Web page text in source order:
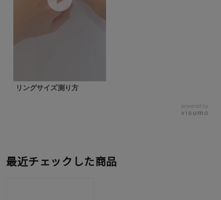
リングサイズ測り方
powered by
最近チェックした商品